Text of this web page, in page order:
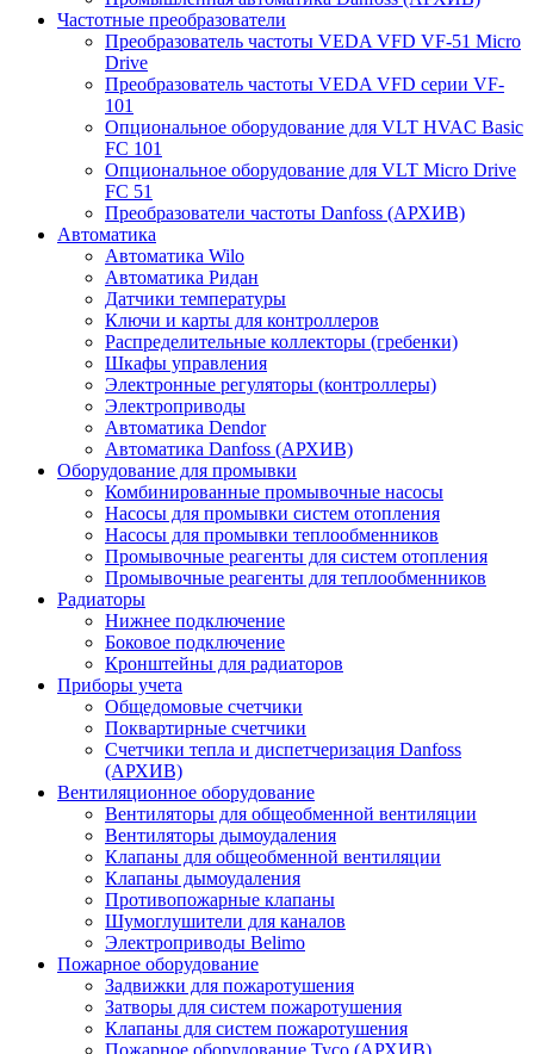
Частотные преобразователи
Преобразователь частоты VEDA VFD VF-51 Micro
Drive
Преобразователь частоты VEDA VFD серии VF-
101
Опциональное оборудование для VLT HVAC Basic
FC 101
Опциональное оборудование для VLT Micro Drive
FC 51
Преобразователи частоты Danfoss (АРХИВ)
Автоматика
Автоматика Wilo
Автоматика Ридан
Датчики температуры
Ключи и карты для контроллеров
Распределительные коллекторы (гребенки)
Шкафы управления
Электронные регуляторы (контроллеры)
Электроприводы
Автоматика Dendor
Автоматика Danfoss (АРХИВ)
Оборудование для промывки
Комбинированные промывочные насосы
Насосы для промывки систем отопления
Насосы для промывки теплообменников
Промывочные реагенты для систем отопления
Промывочные реагенты для теплообменников
Радиаторы
Нижнее подключение
Боковое подключение
Кронштейны для радиаторов
Приборы учета
Общедомовые счетчики
Поквартирные счетчики
Счетчики тепла и диспетчеризация Danfoss
(АРХИВ)
Вентиляционное оборудование
Вентиляторы для общеобменной вентиляции
Вентиляторы дымоудаления
Клапаны для общеобменной вентиляции
Клапаны дымоудаления
Противопожарные клапаны
Шумоглушители для каналов
Электроприводы Belimo
Пожарное оборудование
Задвижки для пожаротушения
Затворы для систем пожаротушения
Клапаны для систем пожаротушения
Пожарное оборудование Tyco (АРХИВ)